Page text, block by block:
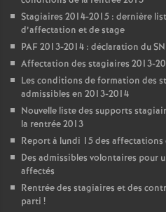
Stagiaires 2014-2015 : dernière
d’affectation et de stage
PAF2013-2014 : déclaration du
Affectation des stagiaires 2013-
Les conditions de formation des
admissibles en 2013-2014
Nouvelle liste des supports
la rentrée 2013
Report à lundi 15 des affectations
Des admissibles volontaires pour
affectés
Rentrée des stagiaires et des
parti !